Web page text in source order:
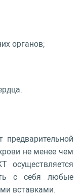
органов;
предварительной
не менее чем
с себя любые
вставками.